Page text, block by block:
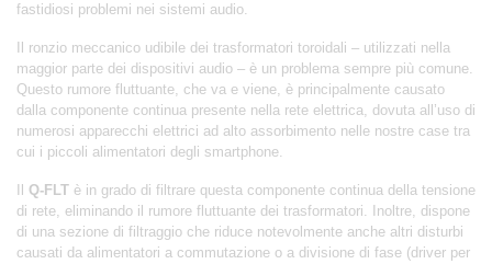
fastidiosi problemi nei sistemi audio.
Il ronzio meccanico udibile dei trasformatori toroidali – utilizzati nella
maggior parte dei dispositivi audio – è un problema sempre più comune.
Questo rumore fluttuante, che va e viene, è principalmente causato
dalla componente continua presente nella rete elettrica, dovuta all’uso di
numerosi apparecchi elettrici ad alto assorbimento nelle nostre case tra
cui i piccoli alimentatori degli smartphone.
Q-FLT è in grado di filtrare questa componente continua della tensione
di rete, eliminando il rumore fluttuante dei trasformatori. Inoltre, dispone
di una sezione di filtraggio che riduce notevolmente anche altri disturbi
causati da alimentatori a commutazione o a divisione di fase (driver per